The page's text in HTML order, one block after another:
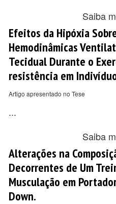
Saiba
Efeitos da Hipóxia
Hemodinâmicas
Tecidual Durante o
resistência em
Artigo apresentado no Tese
...
Saiba
Alterações na
Decorrentes de Um
Musculação em
Down.